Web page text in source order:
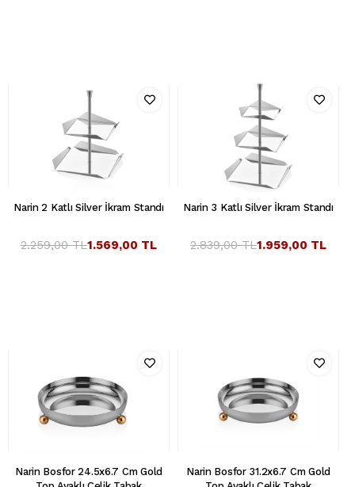
Narin 2 Katlı Silver İkram Standı
1.569,00 TL
2.259,00 TL
Narin 3 Katlı Silver İkram Standı
1.959,00 TL
2.839,00 TL
Narin Bosfor 24.5x6.7 Cm Gold
Narin Bosfor 31.2x6.7 Cm Gold